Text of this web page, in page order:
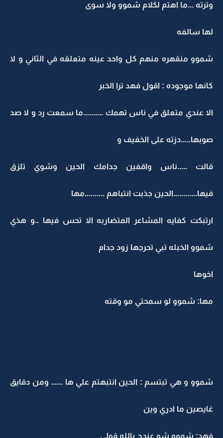
وترته ...ما اهتم لكلام شموو ولا سوى
لها سالفه
شموو منقهره منهم كل واحد عينه متعلقه في الثاني و لا
كانها موجوده : اقول فهد ترا الخبر
الا عندي متعلق في ناس تهمك ..........ما سمعت رد و لا صد
صوبها.....دزته على الخفيف و
قالت .....ناس واقفين جدامك الحين وشوي تلزق
فيها............الحين جذبت انتباهم ..........مها
ارتبكت كفايه المشاعر المتضاربه الا تحس فيها ..و هذي
شموو الخبله تبي تحرجها زود جدام
اخوها
مها: شموو لو سمحتي مو وقته
شموو و هي تبتسم : الحين انتبهتم علي ها ...... ومن دقايق
غايصين ما ادري وين
فهد: شموو شو عندج يالله قولي